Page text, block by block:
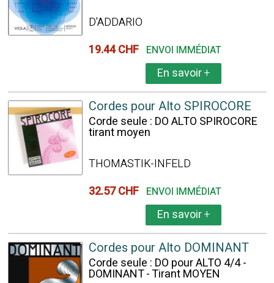
D'ADDARIO
19.44 CHF ENVOI IMMÉDIAT
En savoir+
Cordes pour Alto SPIROCORE
Corde seule : DO ALTO SPIROCORE
tirant moyen
THOMASTIK-INFELD
32.57 CHF ENVOI IMMÉDIAT
En savoir+
Cordes pour Alto DOMINANT
Corde seule : DO pour ALTO 4/4 -
DOMINANT - Tirant MOYEN